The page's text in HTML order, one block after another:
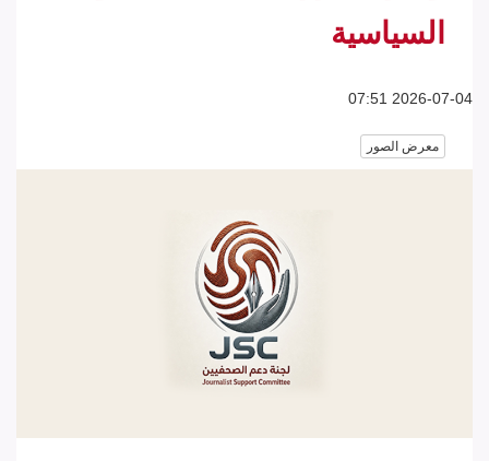
السياسية
2026-07-04 07:51
معرض الصور